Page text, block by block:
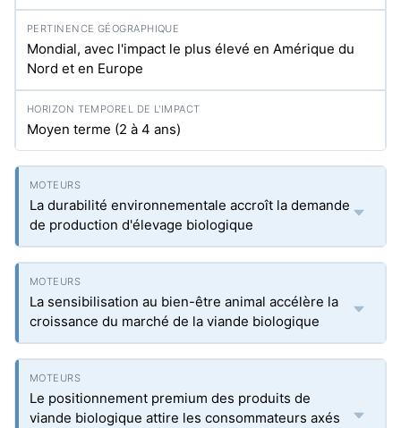
Mondial, avec l'impact le plus élevé en Amérique du
Nord et en Europe
Moyen terme (2 à 4 ans)
La durabilité environnementale accroît la demande
de production d'élevage biologique
La sensibilisation au bien-être animal accélère la
croissance du marché de la viande biologique
Le positionnement premium des produits de
viande biologique attire les consommateurs axés